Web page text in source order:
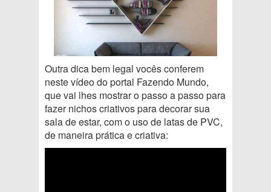
Outra dica bem legal vocês conferem
neste vídeo do portal Fazendo Mundo,
que vai lhes mostrar o passo a passo para
fazer nichos criativos para decorar sua
sala de estar, com o uso de latas de PVC,
de maneira prática e criativa: